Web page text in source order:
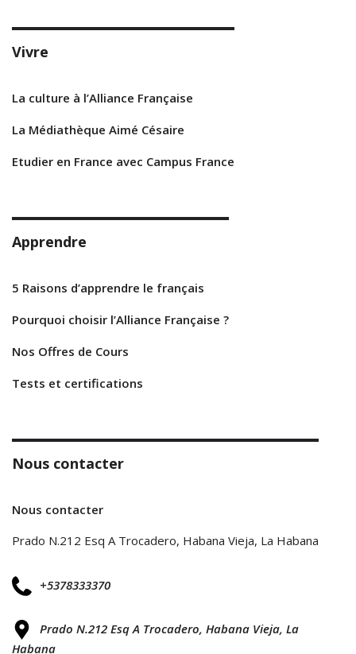
Vivre
La culture à l’Alliance Française
La Médiathèque Aimé Césaire
Etudier en France avec Campus France
Apprendre
5 Raisons d’apprendre le français
Pourquoi choisir l’Alliance Française ?
Nos Offres de Cours
Tests et certifications
Nous contacter
Nous contacter
Prado N.212 Esq A Trocadero, Habana Vieja, La Habana
+5378333370
Prado N.212 Esq A Trocadero, Habana Vieja, La
Habana